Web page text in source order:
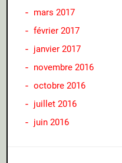
mars 2017
février 2017
janvier 2017
novembre 2016
octobre 2016
juillet 2016
juin 2016